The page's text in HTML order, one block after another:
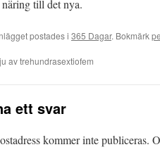
till det nya.
postades i 365 Dagar. Bokmärk
av trehundrasextiofem
ett svar
kommer inte publiceras.